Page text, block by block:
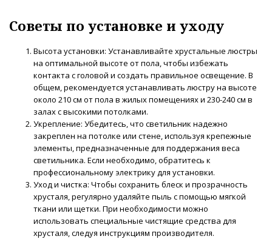
Советы по установке и уходу
Высота установки: Устанавливайте хрустальные люстры
на оптимальной высоте от пола, чтобы избежать
контакта с головой и создать правильное освещение. В
общем, рекомендуется устанавливать люстру на высоте
около 210 см от пола в жилых помещениях и 230-240 см в
залах с высокими потолками.
Укрепление: Убедитесь, что светильник надежно
закреплен на потолке или стене, используя крепежные
элементы, предназначенные для поддержания веса
светильника. Если необходимо, обратитесь к
профессиональному электрику для установки.
Уход и чистка: Чтобы сохранить блеск и прозрачность
хрусталя, регулярно удаляйте пыль с помощью мягкой
ткани или щетки. При необходимости можно
использовать специальные чистящие средства для
хрусталя, следуя инструкциям производителя.